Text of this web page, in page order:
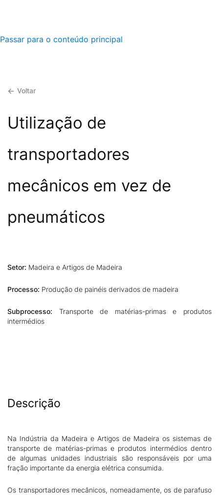
Passar para o conteúdo principal
Voltar
Utilização de
transportadores
mecânicos em vez de
pneumáticos
Setor: Madeira e Artigos de Madeira
Processo: Produção de painéis derivados de madeira
Subprocesso: Transporte de matérias-primas e produtos
intermédios
Descrição
Na Indústria da Madeira e Artigos de Madeira os sistemas de
transporte de matérias-primas e produtos intermédios dentro
de algumas unidades industriais são responsáveis por uma
fração importante da energia elétrica consumida.
Os transportadores mecânicos, nomeadamente, os de parafuso